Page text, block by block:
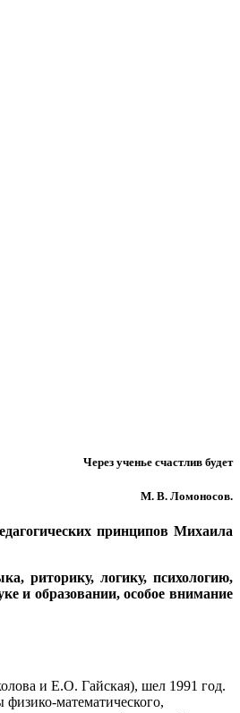
Через ученье счастлив будет
М. В. Ломоносов.
принципов Михаила
риторику, логику, психологию,
и образовании, особое внимание
и Е.О. Гайская), шел 1991 год.
математического,